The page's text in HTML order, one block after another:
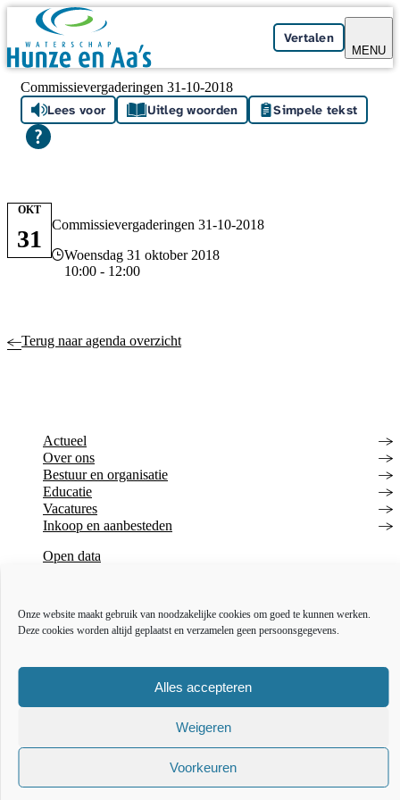
Onze website maakt gebruik van noodzakelijke cookies om goed te kunnen werken.
Deze cookies worden altijd geplaatst en verzamelen geen persoonsgegevens.
Alles accepteren
Weigeren
Voorkeuren
Skip navigation
Vertalen
MENU
Commissievergaderingen 31-10-2018
Lees voor Uitleg woorden Simpele tekst
Commissievergaderingen 31-10-2018
Datum en tijd
Woensdag 31 oktober 2018
10:00 - 12:00
OKT
31
Terug naar agenda overzicht
Actueel
Over ons
Bestuur en organisatie
Educatie
Vacatures
Inkoop en aanbesteden
Open data